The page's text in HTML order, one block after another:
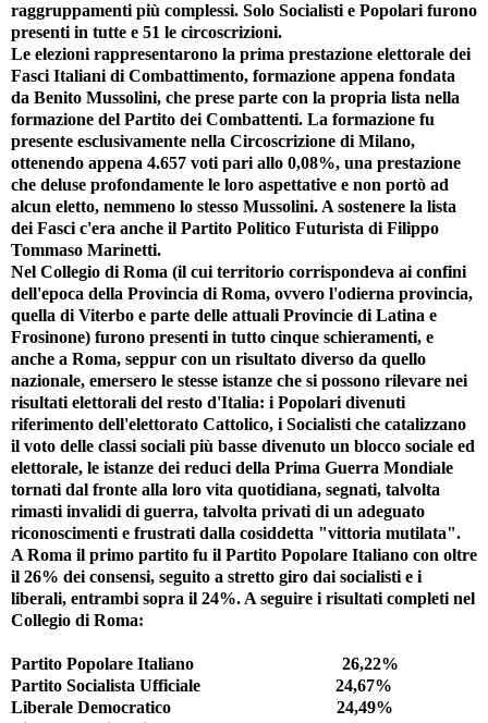
raggruppamenti più complessi. Solo Socialisti e Popolari furono
presenti in tutte e 51 le circoscrizioni.
Le elezioni rappresentarono la prima prestazione elettorale dei
Fasci Italiani di Combattimento, formazione appena fondata
da Benito Mussolini, che prese parte con la propria lista nella
formazione del Partito dei Combattenti. La formazione fu
presente esclusivamente nella Circoscrizione di Milano,
ottenendo appena 4.657 voti pari allo 0,08%, una prestazione
che deluse profondamente le loro aspettative e non portò ad
alcun eletto, nemmeno lo stesso Mussolini. A sostenere la lista
dei Fasci c'era anche il Partito Politico Futurista di Filippo
Tommaso Marinetti.
Nel Collegio di Roma (il cui territorio corrispondeva ai confini
dell'epoca della Provincia di Roma, ovvero l'odierna provincia,
quella di Viterbo e parte delle attuali Provincie di Latina e
Frosinone) furono presenti in tutto cinque schieramenti, e
anche a Roma, seppur con un risultato diverso da quello
nazionale, emersero le stesse istanze che si possono rilevare nei
risultati elettorali del resto d'Italia: i Popolari divenuti
riferimento dell'elettorato Cattolico, i Socialisti che catalizzano
il voto delle classi sociali più basse divenuto un blocco sociale ed
elettorale, le istanze dei reduci della Prima Guerra Mondiale
tornati dal fronte alla loro vita quotidiana, segnati, talvolta
rimasti invalidi di guerra, talvolta privati di un adeguato
riconoscimenti e frustrati dalla cosiddetta "vittoria mutilata".
A Roma il primo partito fu il Partito Popolare Italiano con oltre
il 26% dei consensi, seguito a stretto giro dai socialisti e i
liberali, entrambi sopra il 24%. A seguire i risultati completi nel
Collegio di Roma:
Partito Popolare Italiano 26,22%
Partito Socialista Ufficiale 24,67%
Liberale Democratico 24,49%